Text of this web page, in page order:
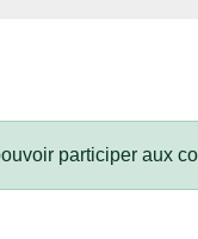
participer aux